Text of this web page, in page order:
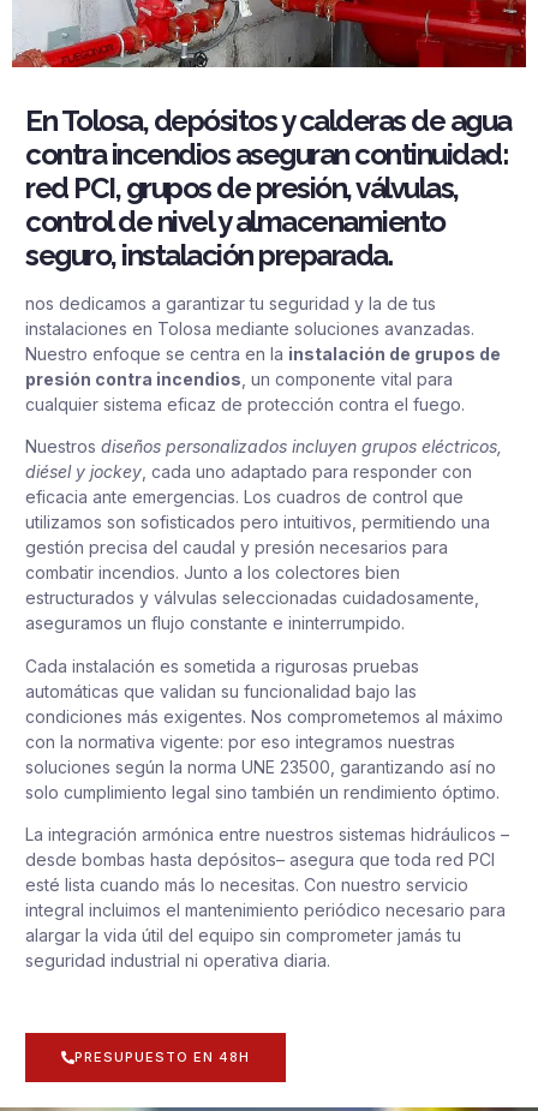
En Tolosa, depósitos y calderas de agua
contra incendios aseguran continuidad:
red PCI, grupos de presión, válvulas,
control de nivel y almacenamiento
seguro, instalación preparada.
nos dedicamos a garantizar tu seguridad y la de tus
instalaciones en Tolosa mediante soluciones avanzadas.
Nuestro enfoque se centra en la instalación de grupos de
presión contra incendios , un componente vital para
cualquier sistema eficaz de protección contra el fuego.
Nuestros diseños personalizados incluyen grupos eléctricos,
diésel y jockey , cada uno adaptado para responder con
eficacia ante emergencias. Los cuadros de control que
utilizamos son sofisticados pero intuitivos, permitiendo una
gestión precisa del caudal y presión necesarios para
combatir incendios. Junto a los colectores bien
estructurados y válvulas seleccionadas cuidadosamente,
aseguramos un flujo constante e ininterrumpido.
Cada instalación es sometida a rigurosas pruebas
automáticas que validan su funcionalidad bajo las
condiciones más exigentes. Nos comprometemos al máximo
con la normativa vigente: por eso integramos nuestras
soluciones según la norma UNE 23500, garantizando así no
solo cumplimiento legal sino también un rendimiento óptimo.
La integración armónica entre nuestros sistemas hidráulicos –
desde bombas hasta depósitos– asegura que toda red PCI
esté lista cuando más lo necesitas. Con nuestro servicio
integral incluimos el mantenimiento periódico necesario para
alargar la vida útil del equipo sin comprometer jamás tu
seguridad industrial ni operativa diaria.
PRESUPUESTO EN 48H